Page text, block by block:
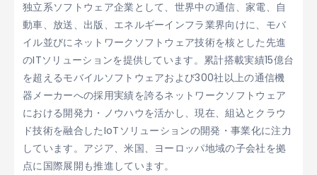
独立系ソフトウェア企業として、世界中の通信、家電、自
動車、放送、出版、エネルギーインフラ業界向けに、モバ
イル並びにネットワークソフトウェア技術を核とした先進
のITソリューションを提供しています。累計搭載実績15億台
を超えるモバイルソフトウェアおよび300社以上の通信機
器メーカーへの採用実績を誇るネットワークソフトウェア
における開発力・ノウハウを活かし、現在、組込とクラウ
ド技術を融合したIoTソリューションの開発・事業化に注力
しています。アジア、米国、ヨーロッパ地域の子会社を拠
点に国際展開も推進しています。